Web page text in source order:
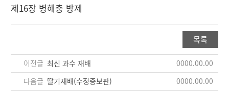
제16장 병해충 방제
목록
이전글 최신 과수 재배
0000.00.00
다음글 딸기재배(수정증보판) 0000.00.00